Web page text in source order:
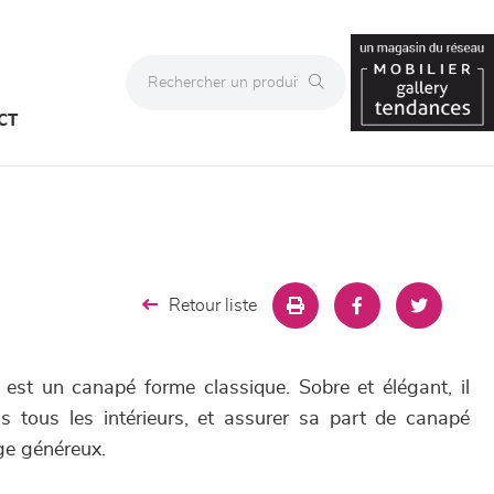
Retour liste
un canapé forme classique. Sobre et élégant, il
tous les intérieurs, et assurer sa part de canapé
généreux.